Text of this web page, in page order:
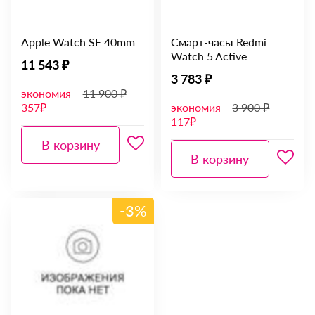
Apple Watch SE 40mm
11 543 ₽
экономия
357₽
11 900 ₽
В корзину
Смарт-часы Redmi
Watch 5 Active
3 783 ₽
экономия
117₽
3 900 ₽
В корзину
-3%